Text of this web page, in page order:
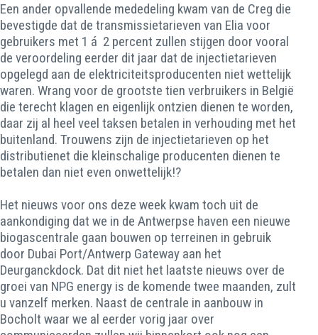
Een ander opvallende mededeling kwam van de Creg die
bevestigde dat de transmissietarieven van Elia voor
gebruikers met 1 á 2 percent zullen stijgen door vooral
de veroordeling eerder dit jaar dat de injectietarieven
opgelegd aan de elektriciteitsproducenten niet wettelijk
waren. Wrang voor de grootste tien verbruikers in België
die terecht klagen en eigenlijk ontzien dienen te worden,
daar zij al heel veel taksen betalen in verhouding met het
buitenland. Trouwens zijn de injectietarieven op het
distributienet die kleinschalige producenten dienen te
betalen dan niet even onwettelijk!?
Het nieuws voor ons deze week kwam toch uit de
aankondiging dat we in de Antwerpse haven een nieuwe
biogascentrale gaan bouwen op terreinen in gebruik
door Dubai Port/Antwerp Gateway aan het
Deurganckdock. Dat dit niet het laatste nieuws over de
groei van NPG energy is de komende twee maanden, zult
u vanzelf merken. Naast de centrale in aanbouw in
Bocholt waar we al eerder vorig jaar over